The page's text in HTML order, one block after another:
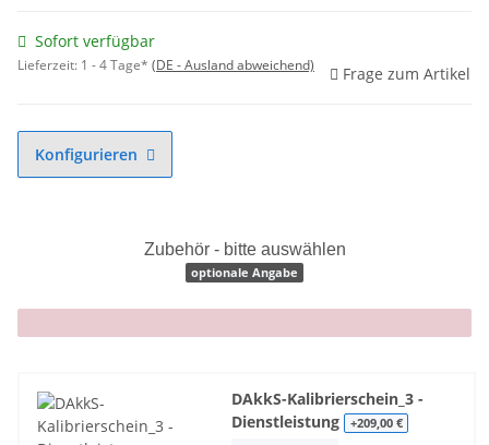
Sofort verfügbar
Lieferzeit: 1 - 4 Tage* (DE - Ausland abweichend) Frage zum Artikel
Konfigurieren
Zubehör - bitte auswählen
optionale Angabe
x
DAkkS-Kalibrierschein_3 -
Dienstleistung +209,00 €